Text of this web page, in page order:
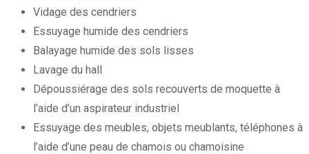
Vidage des cendriers
Essuyage humide des cendriers
Balayage humide des sols lisses
Lavage du hall
Dépoussiérage des sols recouverts de moquette à
l’aide d’un aspirateur industriel
Essuyage des meubles, objets meublants, téléphones à
l’aide d’une peau de chamois ou chamoisine